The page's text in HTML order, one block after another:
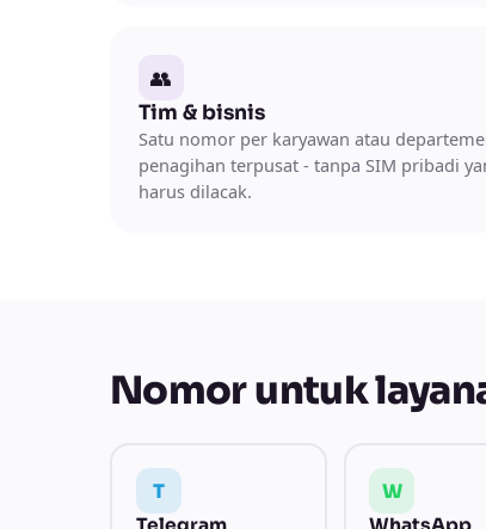
👥
Tim & bisnis
Satu nomor per karyawan atau
penagihan terpusat - tanpa SIM pribadi
harus dilacak.
Nomor untuk
T W